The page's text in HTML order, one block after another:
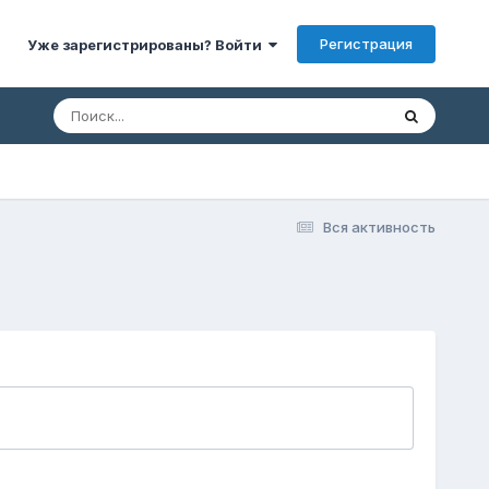
Уже зарегистрированы? Войти Регистрация
Вся активность